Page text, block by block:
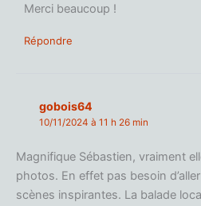
Merci beaucoup !
Répondre
gobois64
10/11/2024 à 11 h 26 min
Magnifique Sébastien, vraiment
photos. En effet pas besoin
scènes inspirantes. La balade